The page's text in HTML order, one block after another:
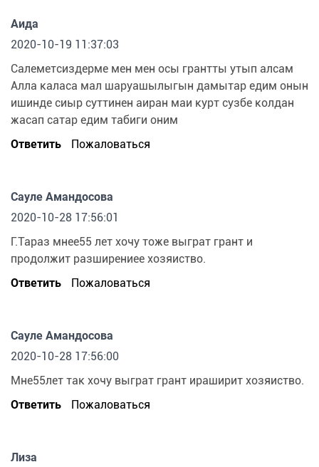
Аида
2020-10-19 11:37:03
Салеметсиздерме мен мен осы грантты утып алсам
Алла каласа мал шаруашылыгын дамытар едим онын
ишинде сиыр суттинен аиран маи курт сузбе колдан
жасап сатар едим табиги оним
Ответить
Пожаловаться
Сауле Амандосова
2020-10-28 17:56:01
Г.Тараз мнее55 лет хочу тоже выграт грант и
продолжит разширениее хозяиство.
Ответить
Пожаловаться
Сауле Амандосова
2020-10-28 17:56:00
Мне55лет так хочу выграт грант ираширит хозяиство.
Ответить
Пожаловаться
Лиза